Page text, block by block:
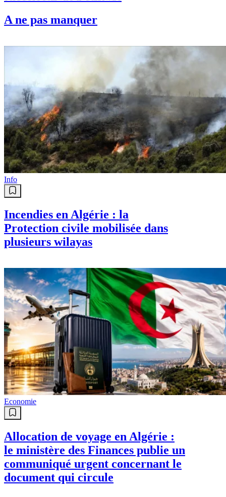
A ne pas manquer
Info
Incendies en Algérie : la
Protection civile mobilisée dans
plusieurs wilayas
Economie
Allocation de voyage en Algérie :
le ministère des Finances publie un
communiqué urgent concernant le
document qui circule